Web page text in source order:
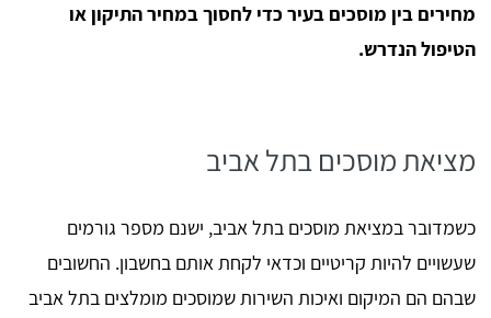
מחירים בין מוסכים בעיר כדי לחסוך במחיר התיקון או
הטיפול הנדרש.
מציאת מוסכים בתל אביב
כשמדובר במציאת מוסכים בתל אביב, ישנם מספר גורמים
שעשויים להיות קריטיים וכדאי לקחת אותם בחשבון. החשובים
שבהם הם המיקום ואיכות השירות שמוסכים מומלצים בתל אביב